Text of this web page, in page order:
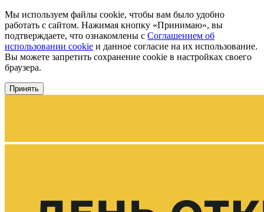
Мы используем файлы cookie, чтобы вам было удобно
работать с сайтом. Нажимая кнопку «Принимаю», вы
подтверждаете, что ознакомлены с Соглашением об
использовании cookie и данное согласие на их использование.
Вы можете запретить сохранение cookie в настройках своего
браузера.
Принять